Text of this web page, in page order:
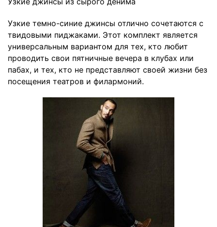
Узкие темно-синие джинсы отлично сочетаются с
твидовыми пиджаками. Этот комплект является
универсальным вариантом для тех, кто любит
проводить свои пятничные вечера в клубах или
пабах, и тех, кто не представляют своей жизни без
посещения театров и филармоний.